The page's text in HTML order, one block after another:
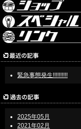
緊急事態発生!!!!!!!!!!
2025年05月
2021年02月